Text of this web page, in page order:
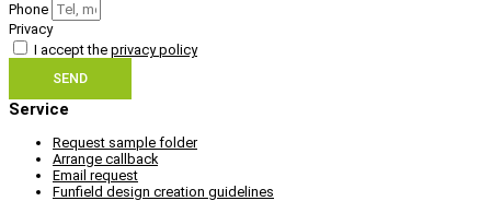
Phone
Privacy
I accept the privacy policy
SEND
Service
Request sample folder
Arrange callback
Email request
Funfield design creation guidelines